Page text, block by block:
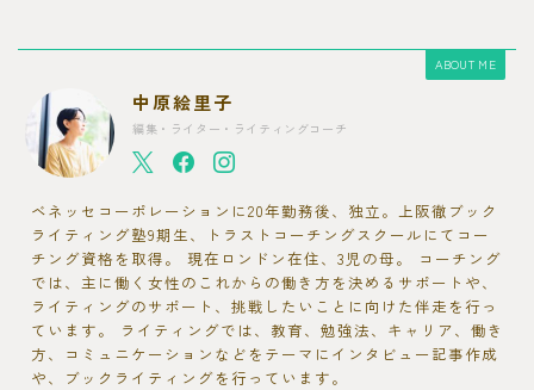
ABOUT ME
中原絵里子
編集・ライター・ライティングコーチ
ベネッセコーポレーションに20年勤務後、独立。上阪徹ブック
ライティング塾9期生、トラストコーチングスクールにてコー
チング資格を取得。 現在ロンドン在住、3児の母。 コーチング
では、主に働く女性のこれからの働き方を決めるサポートや、
ライティングのサポート、挑戦したいことに向けた伴走を行っ
ています。 ライティングでは、教育、勉強法、キャリア、働き
方、コミュニケーションなどをテーマにインタビュー記事作成
や、ブックライティングを行っています。